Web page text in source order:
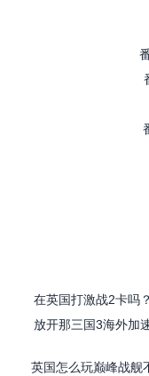
在英国打激战2卡吗
放开那三国3海外加
英国怎么玩巅峰战舰